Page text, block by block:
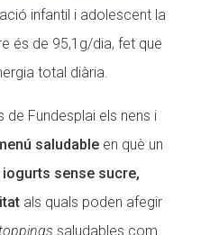
infantil i adolescent la
és de 95,1g/dia, fet que
total diària.
Fundesplai els nens i
saludableen què un
iogurts sense sucre,
als quals poden afegir
saludables com